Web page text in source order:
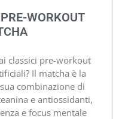
WORKOUT
classici pre-workout
Il matcha è la
combinazione di
e antiossidanti,
e focus mentale